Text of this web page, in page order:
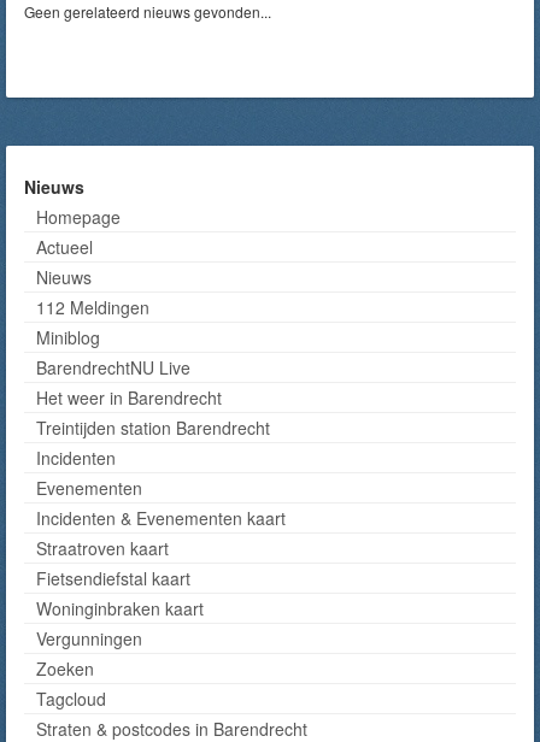
Geen gerelateerd nieuws gevonden...
Nieuws
Homepage
Actueel
Nieuws
112 Meldingen
Miniblog
BarendrechtNU Live
Het weer in Barendrecht
Treintijden station Barendrecht
Incidenten
Evenementen
Incidenten & Evenementen kaart
Straatroven kaart
Fietsendiefstal kaart
Woninginbraken kaart
Vergunningen
Zoeken
Tagcloud
Straten & postcodes in Barendrecht